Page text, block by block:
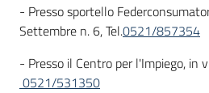
- Presso sportello
Settembre n. 6, Tel.0521/857354
- Presso il Centro per l'Impiego, in
0521/531350